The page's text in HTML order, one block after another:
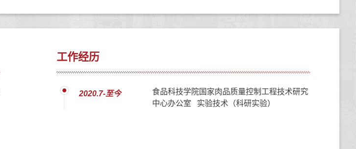
工作经历
2020.7-至今
食品科技学院国家肉品质量控制工程技术研究
中心办公室 实验技术（科研实验）